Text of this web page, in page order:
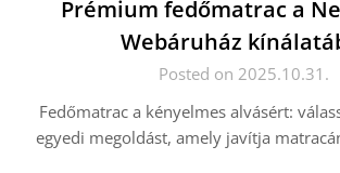
Prémium fedőmatrac a
Webáruház
Posted on 2025.10.31.
Fedőmatrac a kényelmes alvásért:
egyedi megoldást, amely javítja